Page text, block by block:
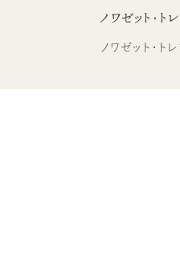
ノワゼット・ト
ノワゼット・ト